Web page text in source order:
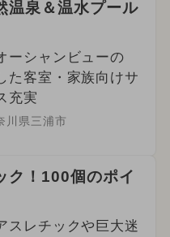
温泉＆温水プール
ーシャンビューの
た客室・家族向けサ
充実
川県三浦市
ク！100個のポイ
スレチックや巨大迷